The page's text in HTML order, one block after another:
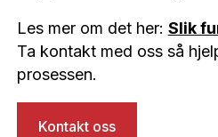
Les mer om det her: Slik
Ta kontakt med oss så
prosessen.
Kontakt oss